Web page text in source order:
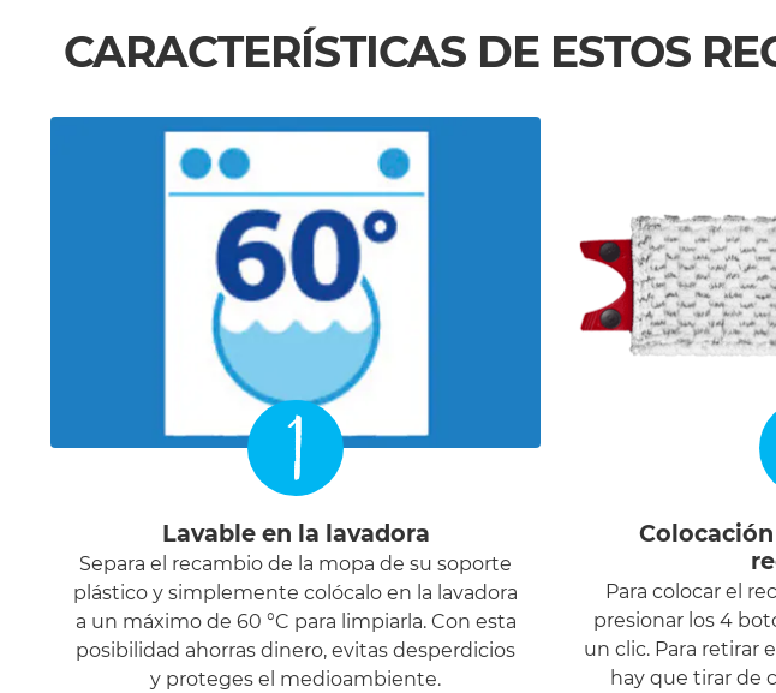
CARACTERÍSTICAS DE ESTOS
1
Lavable en la lavadora
Separa el recambio de la mopa de su soporte
plástico y simplemente colócalo en la lavadora
a un máximo de 60 °C para limpiarla. Con esta
posibilidad ahorras dinero, evitas desperdicios
y proteges el medioambiente.
Para colocar el
presionar los 4
un clic. Para
hay que tirar de